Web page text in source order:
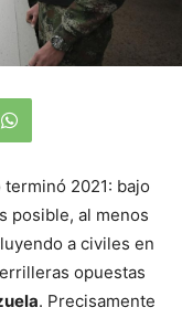
terminó 2021: bajo
posible, al menos
a civiles en
opuestas
. Precisamente